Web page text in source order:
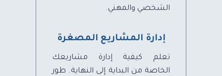
الشخصي والمهني.
إدارة المشاريع المصغرة
تعلم كيفية إدارة مشاريعك
الخاصة من البداية إلى النهاية. طور